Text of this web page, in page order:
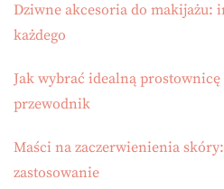
Dziwne akcesoria do makijażu:
każdego
Jak wybrać idealną
przewodnik
Maści na zaczerwienienia
zastosowanie